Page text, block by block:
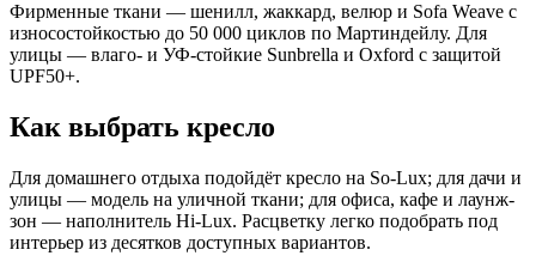
Фирменные ткани — шенилл, жаккард, велюр и Sofa Weave с
износостойкостью до 50 000 циклов по Мартиндейлу. Для
улицы — влаго- и УФ-стойкие Sunbrella и Oxford с защитой
UPF50+.
Как выбрать кресло
Для домашнего отдыха подойдёт кресло на So-Lux; для дачи и
улицы — модель на уличной ткани; для офиса, кафе и лаунж-
зон — наполнитель Hi-Lux. Расцветку легко подобрать под
интерьер из десятков доступных вариантов.